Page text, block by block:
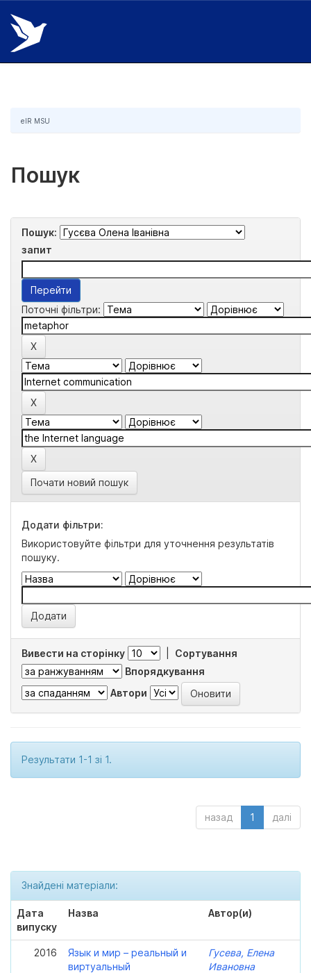
Skip
navigation
eIR MSU
Пошук
Пошук:
запит
Поточні фільтри:
Почати новий пошук
Додати фільтри:
Використовуйте фільтри для уточнення результатів
пошуку.
Вивести на сторінку
Сортування
Впорядкування
Автори
Результати 1-1 зі 1.
назад 1 далі
Знайдені матеріали:
Дата
випуску
Назва Автор(и)
2016
Язык и мир – реальный и
виртуальный
Гусева, Елена
Ивановна